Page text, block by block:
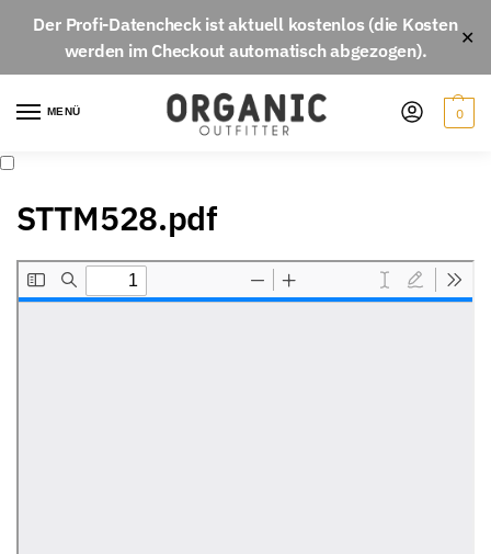
Der Profi-Datencheckist aktuell kostenlos(die Kosten
werden im Checkout automatisch abgezogen).
✕
MENÜ 0
STTM528.pdf